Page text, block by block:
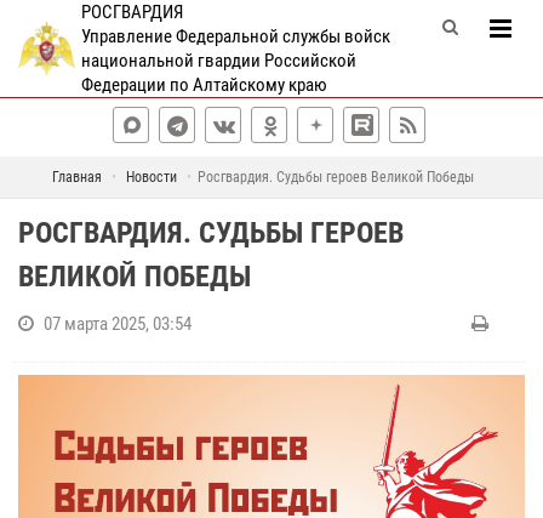
РОСГВАРДИЯ
Управление Федеральной службы войск
национальной гвардии Российской
Федерации по Алтайскому краю
Главная Новости Росгвардия. Судьбы героев Великой Победы
РОСГВАРДИЯ. СУДЬБЫ ГЕРОЕВ
ВЕЛИКОЙ ПОБЕДЫ
07 марта 2025, 03:54